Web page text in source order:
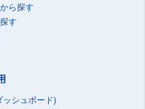
ら探す
す
ッシュボード)